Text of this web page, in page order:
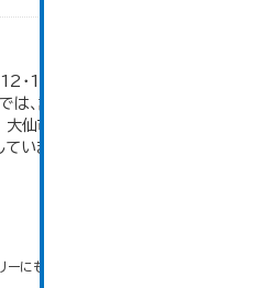
・17・22・27年数値は、販
、調査項目・集計体系が変
大仙市の統計「3-3 専業・兼
います。
にもアクセス可能です